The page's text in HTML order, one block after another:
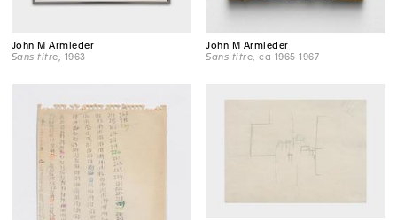
John M Armleder
Sans titre , 1963
John M Armleder
Sans titre , ca 1965-1967